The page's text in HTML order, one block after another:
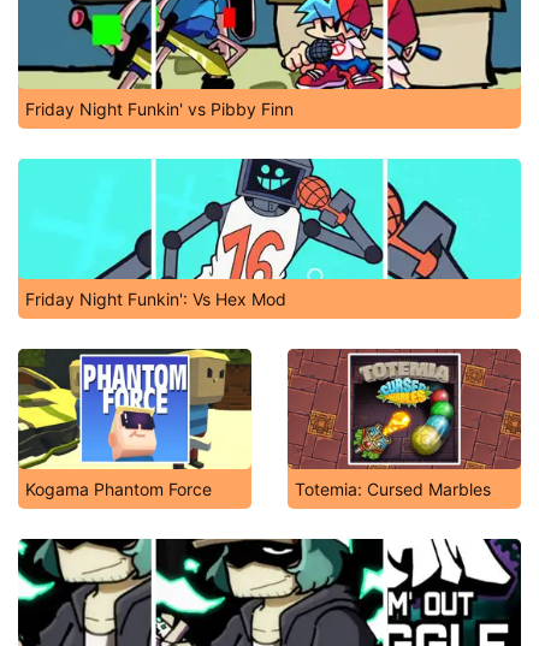
Friday Night Funkin' vs Pibby Finn
Friday Night Funkin': Vs Hex Mod
Kogama Phantom Force Totemia: Cursed Marbles